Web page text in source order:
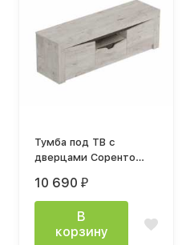
Тумба под ТВ с
дверцами Соренто
бонифаций
10 690 ₽
В
корзину